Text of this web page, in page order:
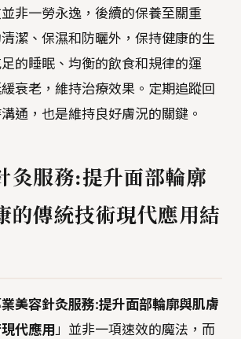
非一勞永逸，後續的保養至關重
潔、保濕和防曬外，保持健康的生
的睡眠、均衡的飲食和規律的運
衰老，維持治療效果。定期追蹤回
通，也是維持良好膚況的關鍵。
灸服務:提升面部輪廓
的傳統技術現代應用結
美容針灸服務:提升面部輪廓與肌膚
代應用 」並非一項速效的魔法，而